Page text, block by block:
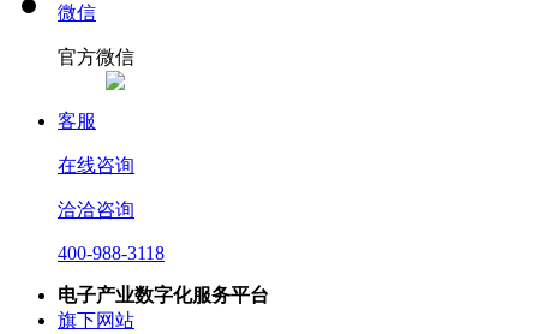
微信
官方微信
客服
在线咨询
洽洽咨询
400-988-3118
电子产业数字化服务平台
旗下网站